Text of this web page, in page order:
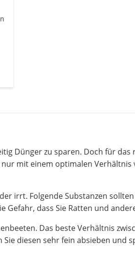
Dünger zu sparen. Doch für
mit einem optimalen Verhältnis
irrt. Folgende Substanzen
dass Sie Ratten und
Das beste Verhältnis
diesen sehr fein absieben und